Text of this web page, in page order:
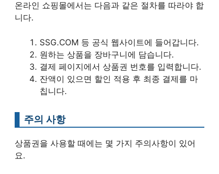
온라인 쇼핑몰에서는 다음과 같은 절차를 따라야 합
니다.
SSG.COM 등 공식 웹사이트에 들어갑니다.
원하는 상품을 장바구니에 담습니다.
결제 페이지에서 상품권 번호를 입력합니다.
잔액이 있으면 할인 적용 후 최종 결제를 마
칩니다.
주의 사항
상품권을 사용할 때에는 몇 가지 주의사항이 있어
요.